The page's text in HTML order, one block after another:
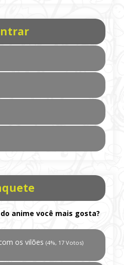
anime você mais gosta?
os vilões (4%, 17 Votos)